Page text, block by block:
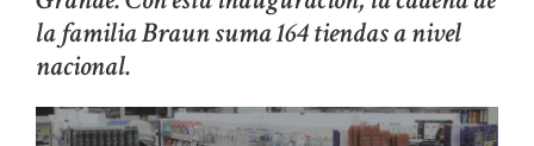
la familia Braun suma 164 tiendas a nivel
nacional.